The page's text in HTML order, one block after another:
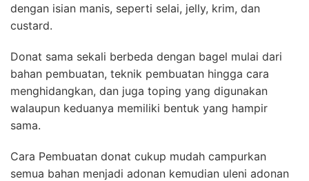
dengan isian manis, seperti selai, jelly, krim, dan
custard.
Donat sama sekali berbeda dengan bagel mulai dari
bahan pembuatan, teknik pembuatan hingga cara
menghidangkan, dan juga toping yang digunakan
walaupun keduanya memiliki bentuk yang hampir
sama.
Cara Pembuatan donat cukup mudah campurkan
semua bahan menjadi adonan kemudian uleni adonan